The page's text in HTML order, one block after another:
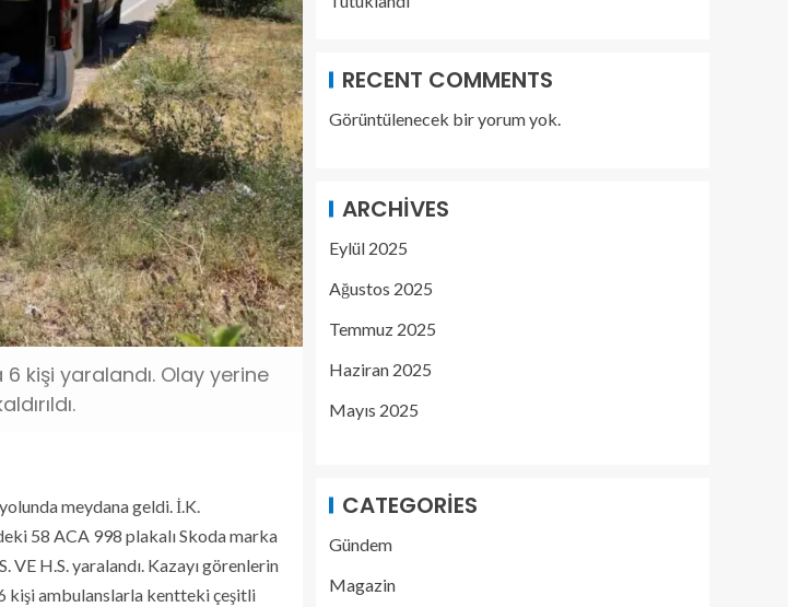
kişi yaralandı. Olay yerine
meydana geldi. İ.K.
58 ACA 998 plakalı Skoda marka
VE H.S. yaralandı. Kazayı görenlerin
kişi ambulanslarla kentteki çeşitli
RECENT COMMENTS
Görüntülenecek bir yorum yok.
ARCHIVES
Eylül 2025
Ağustos 2025
Temmuz 2025
Haziran 2025
Mayıs 2025
CATEGORIES
Gündem
Magazin